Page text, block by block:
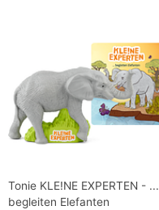
Tonie KLE!NE EXPERTEN - ...
begleiten Elefanten